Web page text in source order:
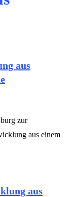
aus
zur
aus einem
aus